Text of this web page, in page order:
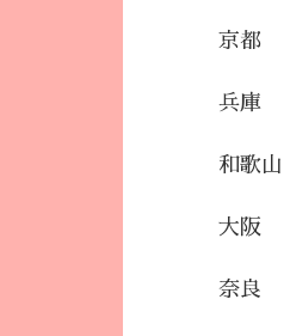
京都
兵庫
和歌山
大阪
奈良